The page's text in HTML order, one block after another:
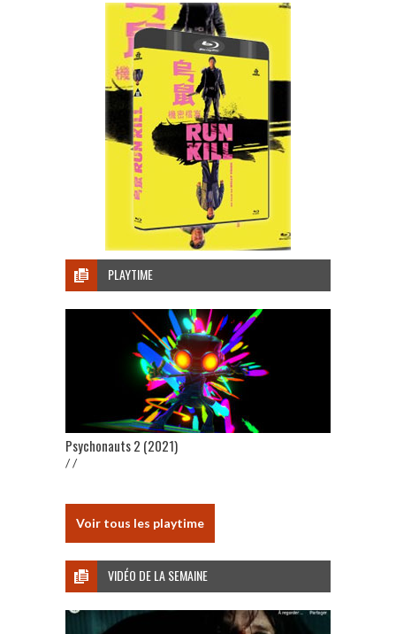
PLAYTIME
Psychonauts 2 (2021)
/ /
Voir tous les playtime
VIDÉO DE LA SEMAINE